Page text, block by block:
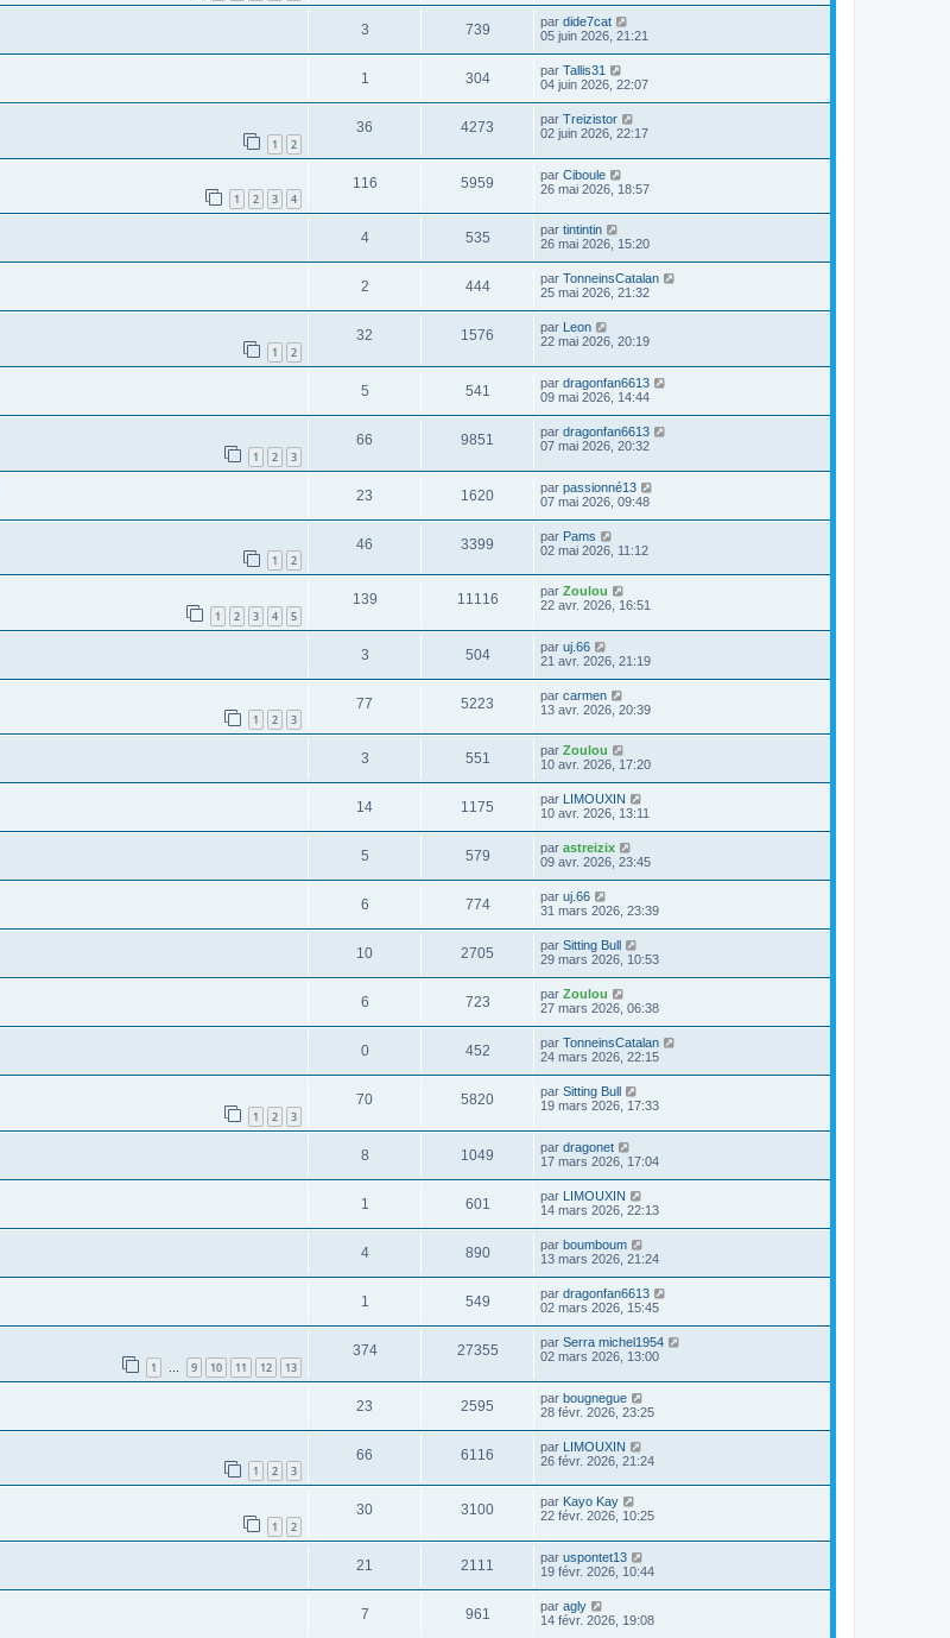
3 739 par dide7cat
05 juin 2026, 21:21
1 304 par Tallis31
04 juin 2026, 22:07
1 2
36 4273 par Treizistor
02 juin 2026, 22:17
1 2 3 4
116 5959 par Ciboule
26 mai 2026, 18:57
4 535 par tintintin
26 mai 2026, 15:20
2 444 par TonneinsCatalan
25 mai 2026, 21:32
1 2
32 1576 par
Leon
22 mai 2026, 20:19
5 541 par dragonfan6613
09 mai 2026, 14:44
1 2 3
66 9851 par dragonfan6613
07 mai 2026, 20:32
23 1620 par passionné13
07 mai 2026, 09:48
1 2
46 3399 par Pams
02 mai 2026, 11:12
1 2 3 4 5
139 11116 par Zoulou
22 avr. 2026, 16:51
3 504 par uj.66
21 avr. 2026, 21:19
1 2 3
77 5223 par carmen
13 avr. 2026, 20:39
3 551 par Zoulou
10 avr. 2026, 17:20
14 1175 par LIMOUXIN
10 avr. 2026, 13:11
5 579 par astreizix
09 avr. 2026, 23:45
6 774 par uj.66
31 mars 2026, 23:39
10 2705 par Sitting Bull
29 mars 2026, 10:53
6 723 par Zoulou
27 mars 2026, 06:38
0 452 par TonneinsCatalan
24 mars 2026, 22:15
1 2 3
70 5820 par Sitting Bull
19 mars 2026, 17:33
8 1049 par dragonet
17 mars 2026, 17:04
1 601 par LIMOUXIN
14 mars 2026, 22:13
4 890 par boumboum
13 mars 2026, 21:24
1 549 par dragonfan6613
02 mars 2026, 15:45
1 … 9 10 11 12 13
374 27355 par Serra michel1954
02 mars 2026, 13:00
23 2595 par bougnegue
28 févr. 2026, 23:25
1 2 3
66 6116 par LIMOUXIN
26 févr. 2026, 21:24
1 2
30 3100 par Kayo Kay
22 févr. 2026, 10:25
21 2111 par uspontet13
19 févr. 2026, 10:44
7 961 par agly
14 févr. 2026, 19:08